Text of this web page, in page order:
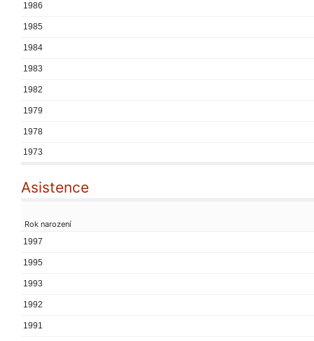
1986
1985
1984
1983
1982
1979
1978
1973
Asistence
Rok narození
1997
1995
1993
1992
1991